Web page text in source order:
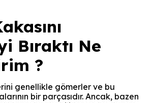
Bıraktı Ne
?
genellikle gömerler ve bu
bir parçasıdır. Ancak, bazen